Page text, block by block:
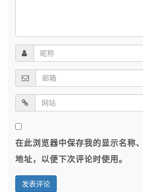
在此浏览器中保存我的显示名称
地址，以便下次评论时使用。